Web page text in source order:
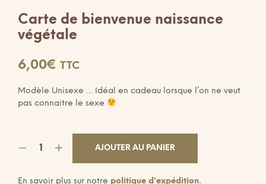
Carte de bienvenue naissance
végétale
6,00€ TTC
Modèle Unisexe … Idéal en cadeau lorsque l’on ne veut
pas connaitre le sexe
AJOUTER AU PANIER
En savoir plus sur notre politique d'expédition.